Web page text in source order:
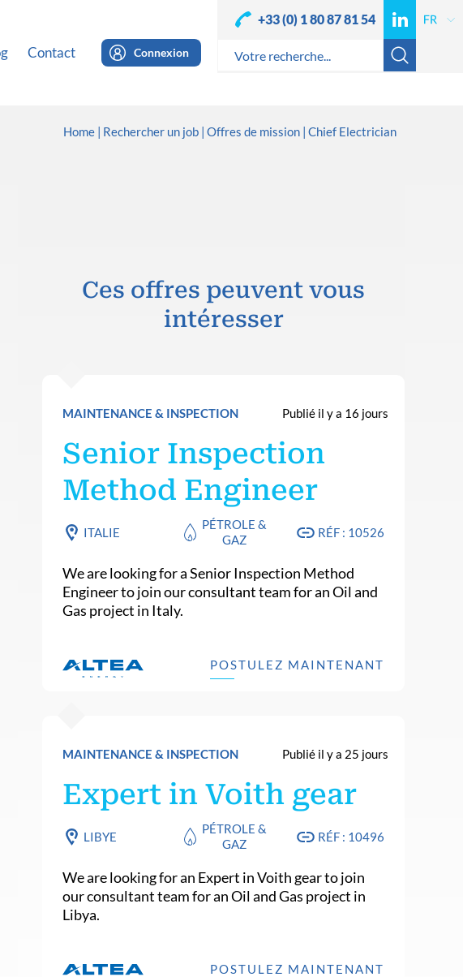
Contact Connexion
+33 (0) 1 80 87 81 54
Home Rechercher un job Offres de mission Chief Electrician
Ces offres peuvent vous
intéresser
MAINTENANCE & INSPECTION Publié il y a 16 jours
Senior Inspection
Method Engineer
ITALIE
PÉTROLE &
GAZ
RÉF : 10526
We are looking for a Senior Inspection Method
Engineer to join our consultant team for an Oil and
Gas project in Italy.
POSTULEZ MAINTENANT
MAINTENANCE & INSPECTION Publié il y a 25 jours
Expert in Voith gear
LIBYE
PÉTROLE &
GAZ
RÉF : 10496
We are looking for an Expert in Voith gear to join
our consultant team for an Oil and Gas project in
Libya.
POSTULEZ MAINTENANT